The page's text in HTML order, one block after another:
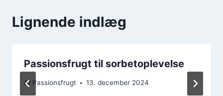
Lignende indlæg
Passionsfrugt til sorbetoplevelse
Af Passionsfrugt 13. december 2024